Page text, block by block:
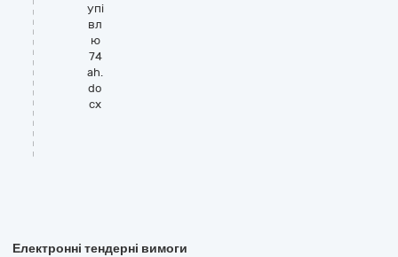
упі
вл
ю
74
ah.
do
cx
Електронні тендерні вимоги